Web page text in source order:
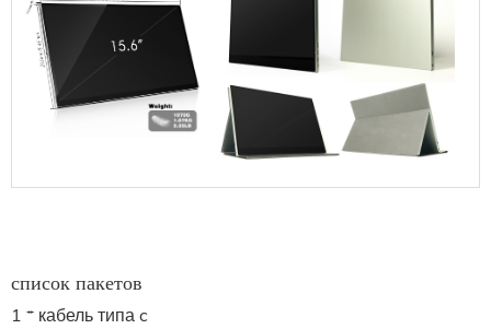
список пакетов
1 * кабель типа c